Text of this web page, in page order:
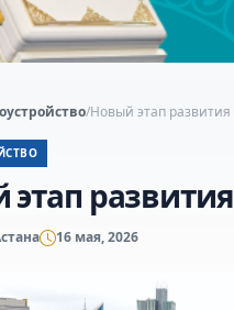
/Новый этап развития
развития
16 мая, 2026